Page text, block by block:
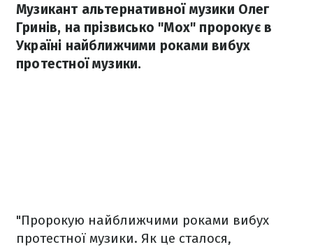
Музикант альтернативної музики Олег
Гринів, на прізвисько "Мох" пророкує в
Україні найближчими роками вибух
протестної музики.
"Пророкую найближчими роками вибух
протестної музики. Як це сталося,